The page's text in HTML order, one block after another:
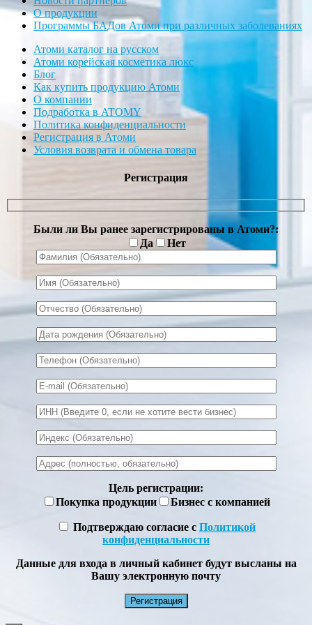
О продукции
Программы БАДов Атоми при различных заболеваниях
Атоми каталог на русском
Атоми корейская косметика люкс
Блог
Как купить продукцию Атоми
О компании
Подработка в ATOMY
Политика конфиденциальности
Регистрация в Атоми
Условия возврата и обмена товара
Регистрация
Были ли Вы ранее зарегистрированы в Атоми?:
Да
Нет
Цель регистрации:
Покупка продукции
Бизнес с компанией
Подтверждаю согласие с Политикой
конфиденциальности
Данные для входа в личный кабинет будут высланы на
Вашу электронную почту